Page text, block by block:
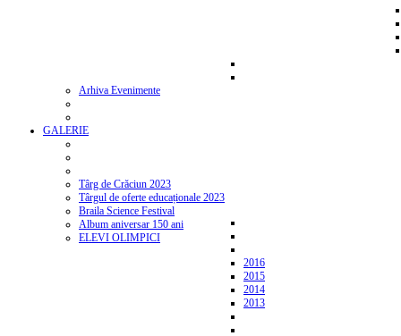
Arhiva Evenimente
GALERIE
Târg de Crăciun 2023
Târgul de oferte educaționale 2023
Braila Science Festival
Album aniversar 150 ani
ELEVI OLIMPICI
2016
2015
2014
2013